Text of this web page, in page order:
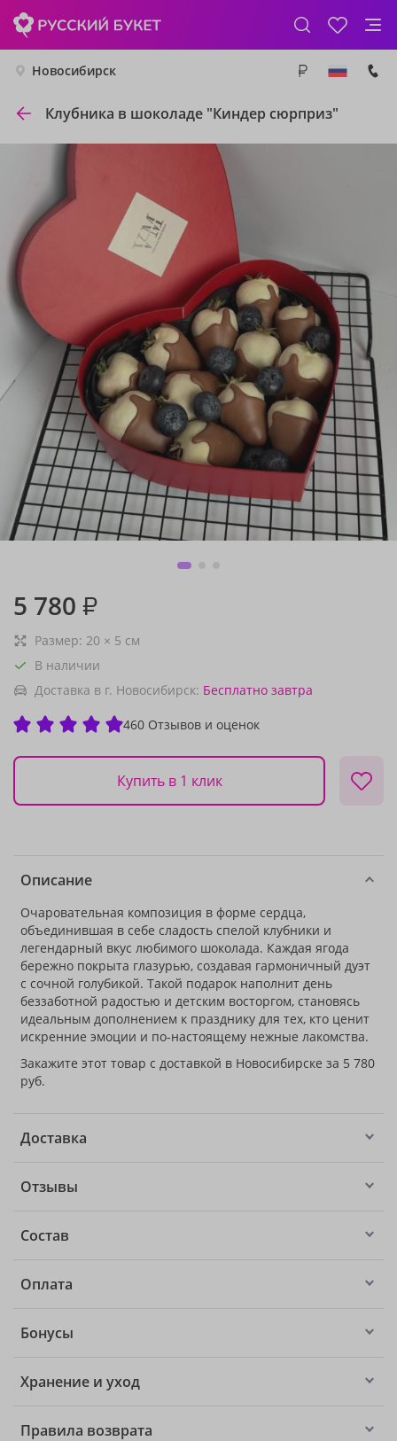
Новосибирск
Клубника в шоколаде "Киндер сюрприз"
5 780 ₽
Размер: 20 × 5 см
В наличии
Доставка в г. Новосибирск: Бесплатно завтра
460 Отзывов и оценок
Купить в 1 клик
Описание
Очаровательная композиция в форме сердца,
объединившая в себе сладость спелой клубники и
легендарный вкус любимого шоколада. Каждая ягода
бережно покрыта глазурью, создавая гармоничный дуэт
с сочной голубикой. Такой подарок наполнит день
беззаботной радостью и детским восторгом, становясь
идеальным дополнением к празднику для тех, кто ценит
искренние эмоции и по-настоящему нежные лакомства.
Закажите этот товар с доставкой в Новосибирске за 5 780
руб.
Доставка
Отзывы
Состав
Оплата
Бонусы
Хранение и уход
Правила возврата